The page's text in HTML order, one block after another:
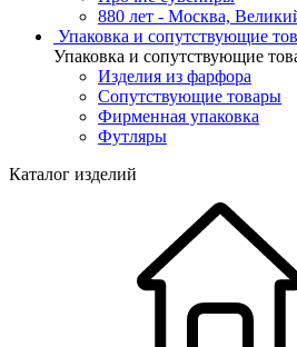
880 лет - Москва,
Упаковка и сопутствующие
Упаковка и сопутствующие
Изделия из фарфора
Сопутствующие товары
Фирменная упаковка
Футляры
Каталог изделий